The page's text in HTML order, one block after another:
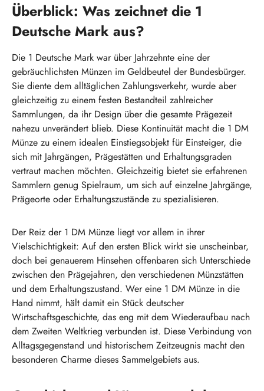
Überblick: Was zeichnet die 1
Deutsche Mark aus?
Die 1 Deutsche Mark war über Jahrzehnte eine der
gebräuchlichsten Münzen im Geldbeutel der Bundesbürger.
Sie diente dem alltäglichen Zahlungsverkehr, wurde aber
gleichzeitig zu einem festen Bestandteil zahlreicher
Sammlungen, da ihr Design über die gesamte Prägezeit
nahezu unverändert blieb. Diese Kontinuität macht die 1 DM
Münze zu einem idealen Einstiegsobjekt für Einsteiger, die
sich mit Jahrgängen, Prägestätten und Erhaltungsgraden
vertraut machen möchten. Gleichzeitig bietet sie erfahrenen
Sammlern genug Spielraum, um sich auf einzelne Jahrgänge,
Prägeorte oder Erhaltungszustände zu spezialisieren.
Der Reiz der 1 DM Münze liegt vor allem in ihrer
Vielschichtigkeit: Auf den ersten Blick wirkt sie unscheinbar,
doch bei genauerem Hinsehen offenbaren sich Unterschiede
zwischen den Prägejahren, den verschiedenen Münzstätten
und dem Erhaltungszustand. Wer eine 1 DM Münze in die
Hand nimmt, hält damit ein Stück deutscher
Wirtschaftsgeschichte, das eng mit dem Wiederaufbau nach
dem Zweiten Weltkrieg verbunden ist. Diese Verbindung von
Alltagsgegenstand und historischem Zeitzeugnis macht den
besonderen Charme dieses Sammelgebiets aus.